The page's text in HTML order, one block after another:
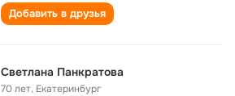
Добавить в друзья
Светлана Панкратова
70 лет, Екатеринбург